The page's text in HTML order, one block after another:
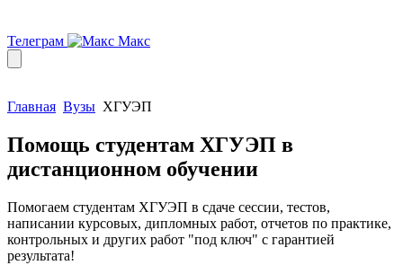
Телеграм Макс
Главная Вузы ХГУЭП
Помощь студентам ХГУЭП в
дистанционном обучении
Помогаем студентам ХГУЭП в сдаче сессии, тестов,
написании курсовых, дипломных работ, отчетов по практике,
контрольных и других работ "под ключ" с гарантией
результата!